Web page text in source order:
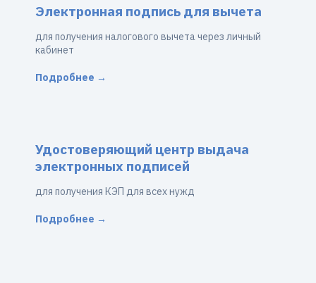
Электронная подпись для вычета
для получения налогового вычета через личный
кабинет
Подробнее →
Удостоверяющий центр выдача
электронных подписей
для получения КЭП для всех нужд
Подробнее →